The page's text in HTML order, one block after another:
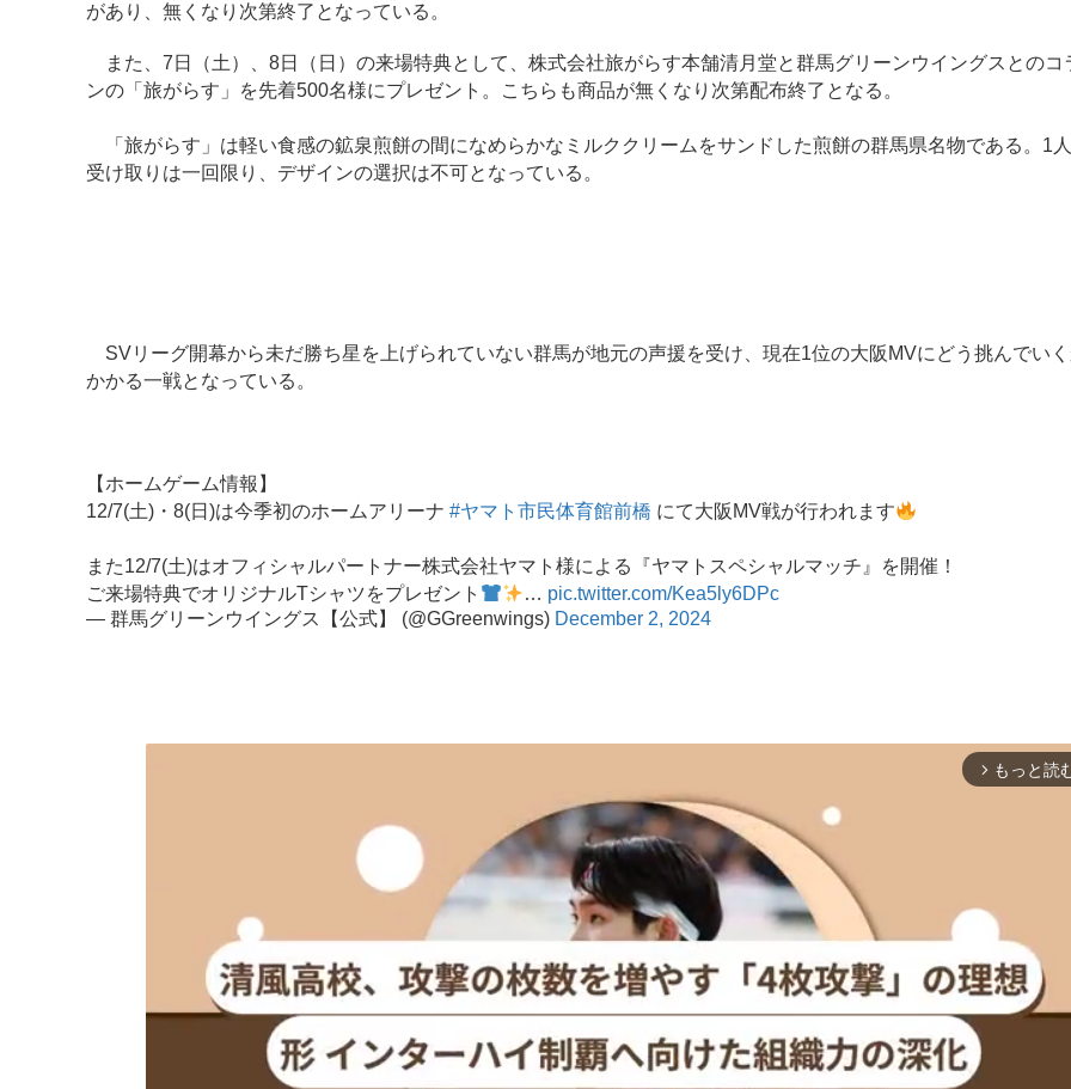
があり、無くなり次第終了となっている。
また、7日（土）、8日（日）の来場特典として、株式会社旅がらす本舗清月堂と群馬グリーンウイングスとのコ
ンの「旅がらす」を先着500名様にプレゼント。こちらも商品が無くなり次第配布終了となる。
「旅がらす」は軽い食感の鉱泉煎餅の間になめらかなミルククリームをサンドした煎餅の群馬県名物である。1
受け取りは一回限り、デザインの選択は不可となっている。
SVリーグ開幕から未だ勝ち星を上げられていない群馬が地元の声援を受け、現在1位の大阪MVにどう挑んでい
かかる一戦となっている。
【ホームゲーム情報】
12/7(土)・8(日)は今季初のホームアリーナ #ヤマト市民体育館前橋 にて大阪MV戦が行われます
また12/7(土)はオフィシャルパートナー株式会社ヤマト様による『ヤマトスペシャルマッチ』を開催！
ご来場特典でオリジナルTシャツをプレゼント
… pic.twitter.com/Kea5ly6DPc
— 群馬グリーンウイングス【公式】 (@GGreenwings) December 2, 2024
arrow_forward_ios もっと読